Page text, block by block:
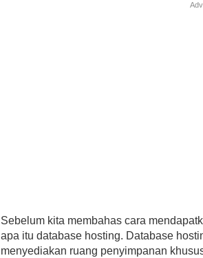
Sebelum kita membahas cara
apa itu database hosting. Database
menyediakan ruang penyimpanan